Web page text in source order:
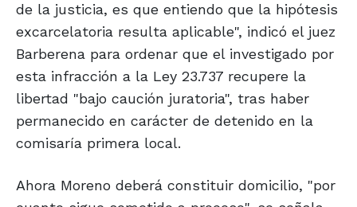
de la justicia, es que entiendo que la hipótesis
excarcelatoria resulta aplicable", indicó el juez
Barberena para ordenar que el investigado por
esta infracción a la Ley 23.737 recupere la
libertad "bajo caución juratoria", tras haber
permanecido en carácter de detenido en la
comisaría primera local.
Ahora Moreno deberá constituir domicilio, "por